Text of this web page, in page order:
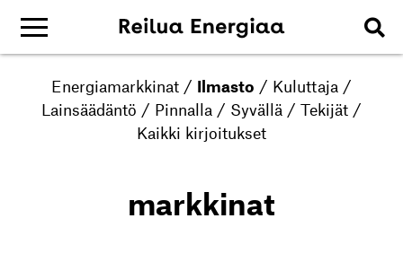
Energiamarkkinat / Ilmasto / Kuluttaja /
Lainsäädäntö / Pinnalla / Syvällä / Tekijät /
Kaikki kirjoitukset
markkinat